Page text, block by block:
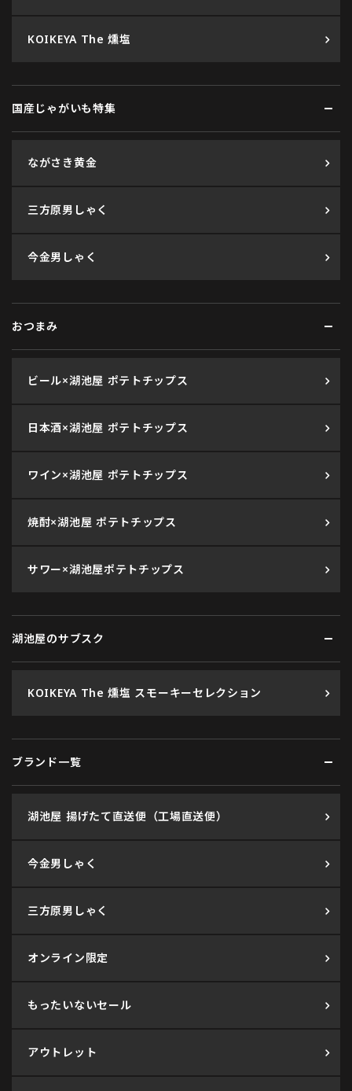
KOIKEYA The 燻塩
国産じゃがいも特集
ながさき黄金
三方原男しゃく
今金男しゃく
おつまみ
ビール×湖池屋 ポテトチップス
日本酒×湖池屋 ポテトチップス
ワイン×湖池屋 ポテトチップス
焼酎×湖池屋 ポテトチップス
サワー×湖池屋ポテトチップス
湖池屋のサブスク
KOIKEYA The 燻塩 スモーキーセレクション
ブランド一覧
湖池屋 揚げたて直送便（工場直送便）
今金男しゃく
三方原男しゃく
オンライン限定
もったいないセール
アウトレット